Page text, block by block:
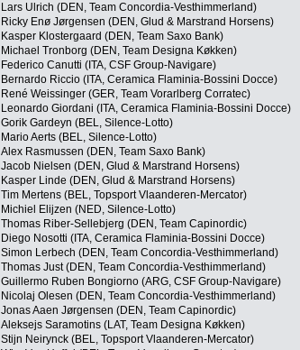
Lars Ulrich (DEN, Team Concordia-Vesthimmerland)
Ricky Enø Jørgensen (DEN, Glud & Marstrand Horsens)
Kasper Klostergaard (DEN, Team Saxo Bank)
Michael Tronborg (DEN, Team Designa Køkken)
Federico Canutti (ITA, CSF Group-Navigare)
Bernardo Riccio (ITA, Ceramica Flaminia-Bossini Docce)
René Weissinger (GER, Team Vorarlberg Corratec)
Leonardo Giordani (ITA, Ceramica Flaminia-Bossini Docce)
Gorik Gardeyn (BEL, Silence-Lotto)
Mario Aerts (BEL, Silence-Lotto)
Alex Rasmussen (DEN, Team Saxo Bank)
Jacob Nielsen (DEN, Glud & Marstrand Horsens)
Kasper Linde (DEN, Glud & Marstrand Horsens)
Tim Mertens (BEL, Topsport Vlaanderen-Mercator)
Michiel Elijzen (NED, Silence-Lotto)
Thomas Riber-Sellebjerg (DEN, Team Capinordic)
Diego Nosotti (ITA, Ceramica Flaminia-Bossini Docce)
Simon Lerbech (DEN, Team Concordia-Vesthimmerland)
Thomas Just (DEN, Team Concordia-Vesthimmerland)
Guillermo Ruben Bongiorno (ARG, CSF Group-Navigare)
Nicolaj Olesen (DEN, Team Concordia-Vesthimmerland)
Jonas Aaen Jørgensen (DEN, Team Capinordic)
Aleksejs Saramotins (LAT, Team Designa Køkken)
Stijn Neirynck (BEL, Topsport Vlaanderen-Mercator)